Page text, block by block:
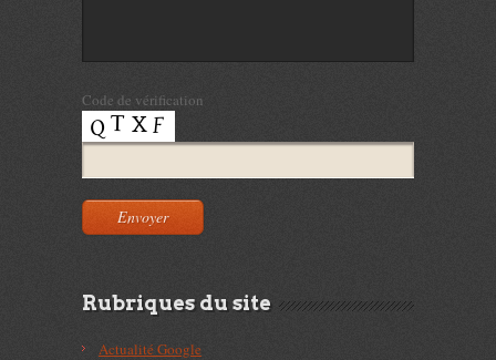
Code de vérification
Rubriques du site
Actualité Google